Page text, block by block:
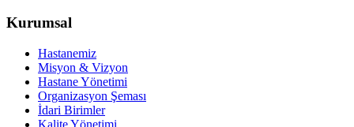
Kurumsal
Hastanemiz
Misyon & Vizyon
Hastane Yönetimi
Organizasyon Şeması
İdari Birimler
Kalite Yönetimi